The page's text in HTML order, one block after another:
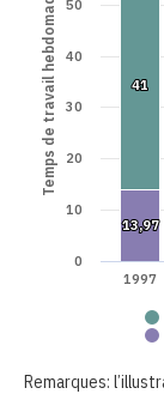
Temps de travail hebdomadaire 41
41
13,97
13,97
1997
0
10
20
30
40
50
Remarques: